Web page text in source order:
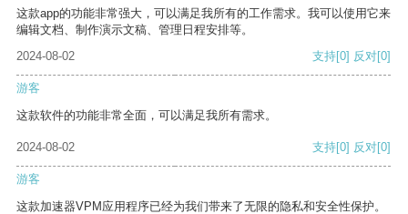
这款app的功能非常强大，可以满足我所有的工作需求。我可以使用它来
编辑文档、制作演示文稿、管理日程安排等。
2024-08-02
支持[0] 反对[0]
游客
这款软件的功能非常全面，可以满足我所有需求。
2024-08-02 支持[0] 反对[0]
游客
这款加速器VPM应用程序已经为我们带来了无限的隐私和安全性保护。